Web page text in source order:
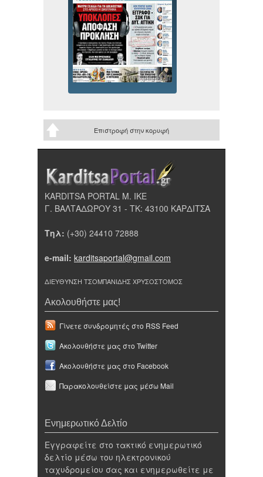
Επιστροφή στην κορυφή
KARDITSA PORTAL Μ. ΙΚΕ
Γ. ΒΑΛΤΑΔΩΡΟΥ 31 - ΤΚ: 43100 ΚΑΡΔΙΤΣΑ
Τηλ: (+30) 24410 72888
e-mail: karditsaportal@gmail.com
ΔΙΕΥΘΥΝΣΗ ΤΣΟΜΠΑΝΙΔΗΣ ΧΡΥΣΟΣΤΟΜΟΣ
Ακολουθήστε μας!
Γίνετε συνδρομητές στο RSS Feed
Ακολουθήστε μας στο Twitter
Ακολουθήστε μας στο Facebook
Παρακολουθείστε μας μέσω Mail
Ενημερωτικό Δελτίο
Εγγραφείτε στο τακτικό ενημερωτικό
δελτίο μέσω του ηλεκτρονικού
ταχυδρομείου σας και ενημερωθείτε με